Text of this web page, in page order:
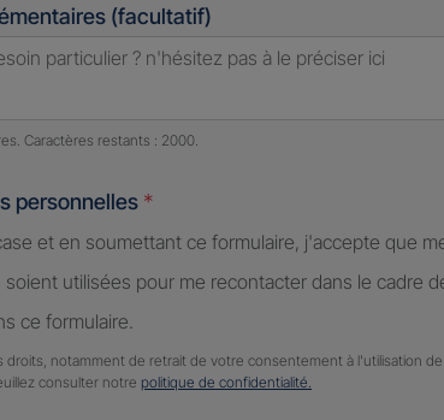
(facultatif)
restants : 2000 caractères restants
Caractères restants : 2000.
personnelles *
et en soumettant ce formulaire, j'accepte que
utilisées pour me recontacter dans le cadre
ce formulaire.
droits, notamment de retrait de votre consentement à l'utilisation
consulter notre politique de confidentialité.